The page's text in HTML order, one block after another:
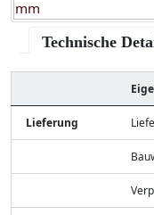
Technische
Lieferung